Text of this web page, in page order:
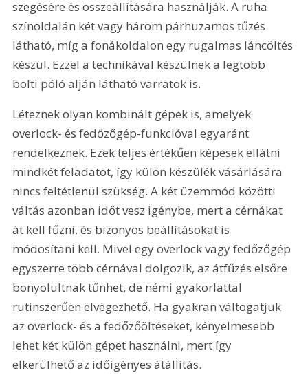
szegésére és összeállítására használják. A ruha
színoldalán két vagy három párhuzamos tűzés
látható, míg a fonákoldalon egy rugalmas láncöltés
készül. Ezzel a technikával készülnek a legtöbb
bolti póló alján látható varratok is.
Léteznek olyan kombinált gépek is, amelyek
overlock- és fedőzőgép-funkcióval egyaránt
rendelkeznek. Ezek teljes értékűen képesek ellátni
mindkét feladatot, így külön készülék vásárlására
nincs feltétlenül szükség. A két üzemmód közötti
váltás azonban időt vesz igénybe, mert a cérnákat
át kell fűzni, és bizonyos beállításokat is
módosítani kell. Mivel egy overlock vagy fedőzőgép
egyszerre több cérnával dolgozik, az átfűzés elsőre
bonyolultnak tűnhet, de némi gyakorlattal
rutinszerűen elvégezhető. Ha gyakran váltogatjuk
az overlock- és a fedőzőöltéseket, kényelmesebb
lehet két külön gépet használni, mert így
elkerülhető az időigényes átállítás.